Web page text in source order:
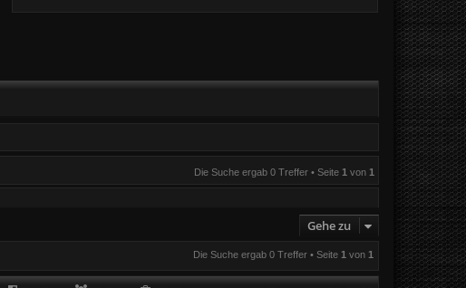
Die Suche ergab 0 Treffer • Seite 1 von 1
Gehe zu
Die Suche ergab 0 Treffer • Seite 1 von 1